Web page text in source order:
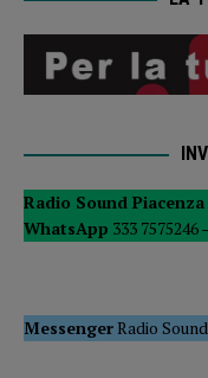
Radio Sound Piacenza
WhatsApp 333 7575246
MessengerRadio Sound